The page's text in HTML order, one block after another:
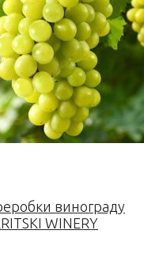
винограду
WINERY